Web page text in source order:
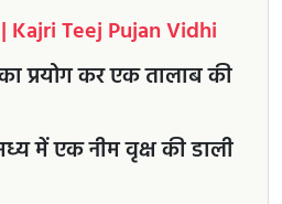
Kajri Teej Pujan Vidhi
प्रयोग कर एक तालाब की
में एक नीम वृक्ष की डाली